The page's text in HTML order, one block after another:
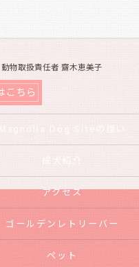
物取扱責任者 齋木恵美子
こちら
Magnolia Dog Siteの想い
成犬紹介
アクセス
ゴールデンレトリーバー
ペット